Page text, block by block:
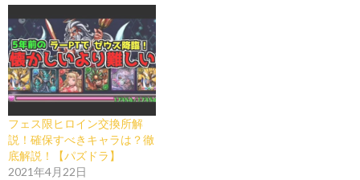
フェス限ヒロイン交換所解
説！確保すべきキャラは？徹
底解説！【パズドラ】
2021年4月22日